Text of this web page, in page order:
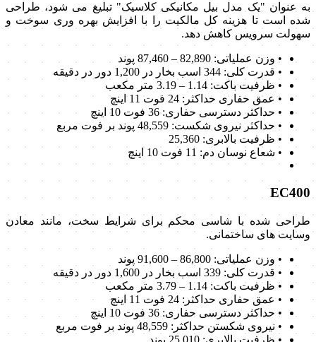
به عنوان "یک مدل بیل مکانیکی کلاسیک" تبلیغ می شود، طراحی
شده است تا هزینه کل مالکیت را با افزایش بهره وری سوخت و
سهولت سرویس کاهش دهد.
• وزن عملیاتی: 82,890 – 87,460 پوند
• قدرت کلی: 344 اسب بخار در 1,200 دور در دقیقه
• ظرفیت باکت: 1.14 – 3.19 متر مکعب
• عمق حفاری حداکثر: 24 فوت 11 اینچ
• حداکثر دسترسی حفاری: 36 فوت 10 اینچ
• حداکثر نیروی شکست: 48,559 پوند بر فوت مربع
• ظرفیت بالابری: 25,360
• شعاع نوسان دم: 11 فوت 10 اینچ
EC400
طراحی شده با شاسی محکم برای شرایط سخت، مانند معادن
وسایت های ساختمانی.
• وزن عملیاتی: 86,800 – 91,600 پوند
• قدرت کلی: 339 اسب بخار در 1,600 دور در دقیقه
• ظرفیت باکت: 1.14 – 3.79 متر مکعب
• عمق حفاری حداکثر: 24 فوت 11 اینچ
• حداکثر دسترسی حفاری: 36 فوت 10 اینچ
• نیروی شکستن حداکثر: 48,559 پوند بر فوت مربع
• ظرفیت بالابری: 25,010 پوند